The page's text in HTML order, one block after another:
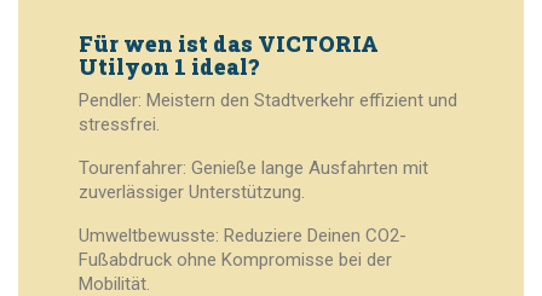
Für wen ist das VICTORIA
Utilyon 1 ideal?
Pendler: Meistern den Stadtverkehr effizient und
stressfrei.
Tourenfahrer: Genieße lange Ausfahrten mit
zuverlässiger Unterstützung.
Umweltbewusste: Reduziere Deinen CO2-
Fußabdruck ohne Kompromisse bei der
Mobilität.